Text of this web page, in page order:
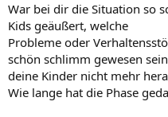
War bei dir die Situation so
Kids geäußert, welche
Probleme oder
schön schlimm gewesen
deine Kinder nicht mehr
Wie lange hat die Phase